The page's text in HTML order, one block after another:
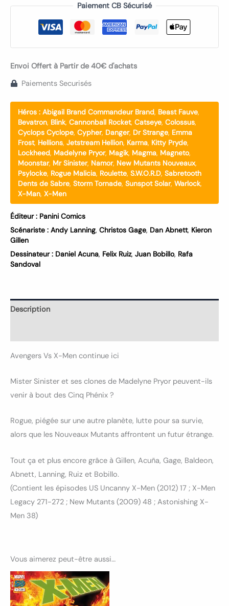
Paiement CB Sécurisé
Envoi Offert à Partir de 40€ d'achats
Paiements Securisés
Héros : Abigail Brand Commandeur Brand, Beast Fauve,
Bevatron, Blink, Cannonball Rocket, Catseye, Colossus,
Cyclops Cyclope, Cypher, Danger, Dr Strange, Emma
Frost, Hellions, Jetstream Hellion, Karma, Kitty Pryde,
Lockheed, Madelyne Pryor, Magik, Magma, Magneto,
Moonstar, Mr Sinister, Namor, New Mutants Nouveaux,
Psylocke, Rogue Malicia, Roulette, S.W.O.R.D, Sabretooth
Dents de Sabre, Storm Tornade, Sunspot Solar, Warlock,
X-Man, X-Men
Éditeur : Panini Comics
Scénariste : Andy Lanning, Christos Gage, Dan Abnett, Kieron
Gillen
Dessinateur : Daniel Acuna, Felix Ruiz, Juan Bobillo, Rafa
Sandoval
Description
Avengers Vs X-Men continue ici
Mister Sinister et ses clones de Madelyne Pryor peuvent-ils
venir à bout des Cinq Phénix ?
Rogue, piégée sur une autre planète, lutte pour sa survie,
alors que les Nouveaux Mutants affrontent un futur étrange.
Tout ça et plus encore grâce à Gillen, Acuña, Gage, Baldeon,
Abnett, Lanning, Ruiz et Bobillo.
(Contient les épisodes US Uncanny X-Men (2012) 17 ; X-Men
Legacy 271-272 ; New Mutants (2009) 48 ; Astonishing X-
Men 38)
Vous aimerez peut-être aussi…